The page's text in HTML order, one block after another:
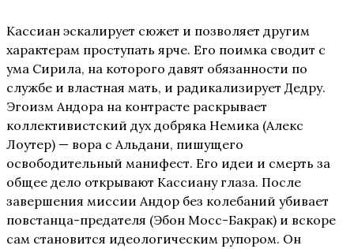
Кассиан эскалирует сюжет и позволяет другим
характерам проступать ярче. Его поимка сводит с
ума Сирила, на которого давят обязанности по
службе и властная мать, и радикализирует Дедру.
Эгоизм Андора на контрасте раскрывает
коллективистский дух добряка Немика (Алекс
Лоутер) — вора с Альдани, пишущего
освободительный манифест. Его идеи и смерть за
общее дело открывают Кассиану глаза. После
завершения миссии Андор без колебаний убивает
повстанца-предателя (Эбон Мосс-Бакрак) и вскоре
сам становится идеологическим рупором. Он